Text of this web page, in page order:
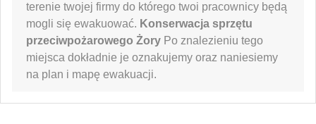
terenie twojej firmy do którego twoi pracownicy będą
mogli się ewakuować. Konserwacja sprzętu
przeciwpożarowego Żory Po znalezieniu tego
miejsca dokładnie je oznakujemy oraz naniesiemy
na plan i mapę ewakuacji.